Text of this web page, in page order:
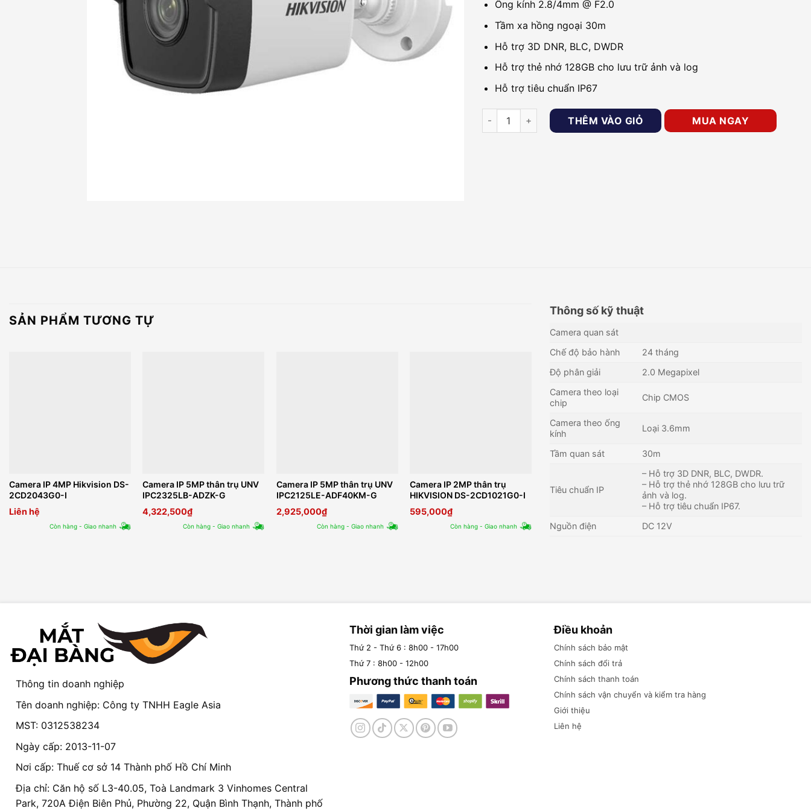
Ống kính 2.8/4mm @ F2.0
Tầm xa hồng ngoại 30m
Hỗ trợ 3D DNR, BLC, DWDR
Hỗ trợ thẻ nhớ 128GB cho lưu trữ ảnh và log
Hỗ trợ tiêu chuẩn IP67
Camera IP 2.0 megapixel HIKVISION DS-2CD1023G0E-IF số lượng
THÊM VÀO GIỎ MUA NGAY
SẢN PHẨM TƯƠNG TỰ
Camera IP 4MP Hikvision DS-
2CD2043G0-I
Liên hệ
Còn hàng - Giao nhanh
Camera IP 5MP thân trụ UNV
IPC2325LB-ADZK-G
4,322,500₫
Còn hàng - Giao nhanh
Camera IP 5MP thân trụ UNV
IPC2125LE-ADF40KM-G
2,925,000₫
Còn hàng - Giao nhanh
Camera IP 2MP thân trụ
HIKVISION DS-2CD1021G0-I
595,000₫
Còn hàng - Giao nhanh
Camera IP 2MP thân trụ UNV
IPC2122TAI3-PF40
Còn hàng - Giao nhanh
Camera IP ánh sáng kép
thông minh 4MP KBVISION
KX-CAiF4003N-DL-AB
1,890,000₫
Thông số kỹ thuật
Camera quan sát
Chế độ bảo hành
24 tháng
Độ phân giải
2.0 Megapixel
Camera theo loại
chip
Chip CMOS
Camera theo ống
kính
Loại 3.6mm
Tầm quan sát 30m
Tiêu chuẩn IP
– Hỗ trợ 3D DNR, BLC, DWDR.
– Hỗ trợ thẻ nhớ 128GB cho lưu trữ
ảnh và log.
– Hỗ trợ tiêu chuẩn IP67.
Nguồn điện
DC 12V
Thông tin doanh nghiệp
Tên doanh nghiệp: Công ty TNHH Eagle Asia
MST: 0312538234
Ngày cấp: 2013-11-07
Nơi cấp: Thuế cơ sở 14 Thành phố Hồ Chí Minh
Địa chỉ: Căn hộ số L3-40.05, Toà Landmark 3 Vinhomes Central
Park, 720A Điện Biên Phủ, Phường 22, Quận Bình Thạnh, Thành phố
Thời gian làm việc
Thứ 2 - Thứ 6 : 8h00 - 17h00
Thứ 7 : 8h00 - 12h00
Phương thức thanh toán
Điều khoản
Chính sách bảo mật
Chính sách đổi trả
Chính sách thanh toán
Chính sách vận chuyển và kiểm tra hàng
Giới thiệu
Liên hệ